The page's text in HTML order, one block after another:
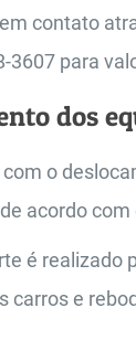
contato
3607 para
dos
com o
acordo com
é realizado
carros e